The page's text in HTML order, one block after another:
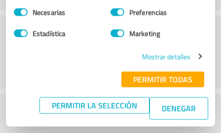
Selección
de
Necesarias Preferencias
Estadística Marketing
Mostrar detalles
PERMITIR TODAS
PERMITIR LA SELECCIÓN DENEGAR
Servicio de atención al cliente
¿Qué te parece la relación calidad-precio?